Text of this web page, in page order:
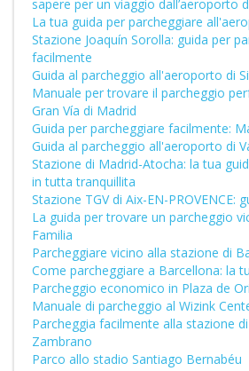
sapere per un viaggio dall’aeroporto
La tua guida per parcheggiare
Stazione Joaquín Sorolla: guida per
facilmente
Guida al parcheggio all'aeroporto di
Manuale per trovare il parcheggio
Gran Vía di Madrid
Guida per parcheggiare facilmente:
Guida al parcheggio all'aeroporto di
Stazione di Madrid-Atocha: la tua
in tutta tranquillita
Stazione TGV di Aix-EN-PROVENCE:
La guida per trovare un parcheggio
Familia
Parcheggiare vicino alla stazione di
Come parcheggiare a Barcellona: la
Parcheggio economico in Plaza de
Manuale di parcheggio al Wizink
Parcheggia facilmente alla stazione
Zambrano
Parco allo stadio Santiago Bernabéu